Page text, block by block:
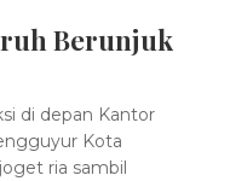
Berunjuk
di depan Kantor
Kota
ria sambil